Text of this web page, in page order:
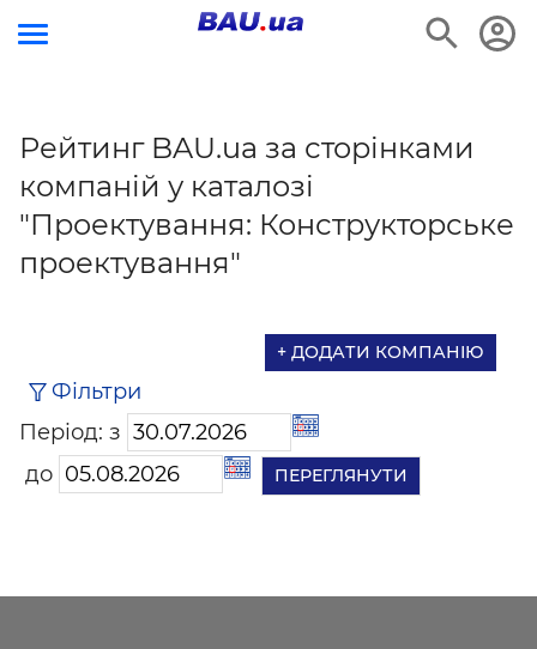
Рейтинг BAU.ua за сторінками
компаній у каталозі
"Проектування: Конструкторське
проектування"
+ ДОДАТИ КОМПАНІЮ
Фільтри
Період: з
до